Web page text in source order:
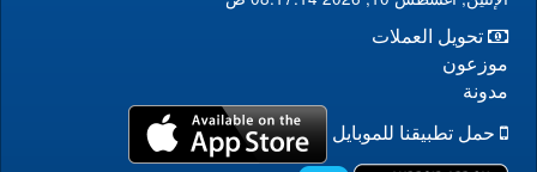
تحويل العملات
موزعون
مدونة
حمل تطبيقنا للموبايل